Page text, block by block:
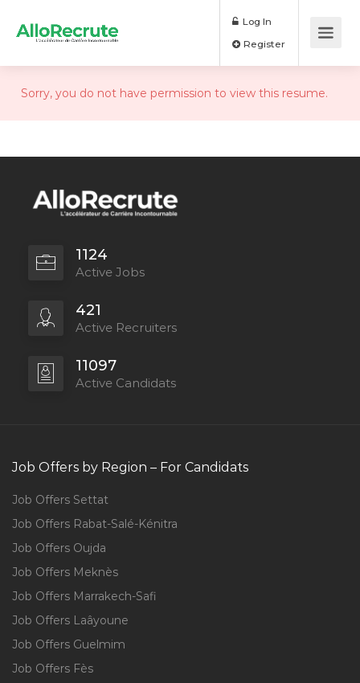
Log In
Sorry, you do not have permission to view this resume.
1124
Active Jobs
421
Active Recruiters
11097
Active Candidats
Job Offers by Region – For Candidats
Job Offers Settat
Job Offers Rabat-Salé-Kénitra
Job Offers Oujda
Job Offers Meknès
Job Offers Marrakech-Safi
Job Offers Laâyoune
Job Offers Guelmim
Job Offers Fès